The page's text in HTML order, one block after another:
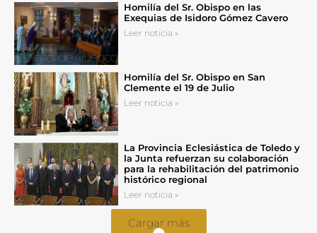
Homilía del Sr. Obispo en las
Exequias de Isidoro Gómez Cavero
Leer noticia »
Homilía del Sr. Obispo en San
Clemente el 19 de Julio
Leer noticia »
La Provincia Eclesiástica de Toledo y
la Junta refuerzan su colaboración
para la rehabilitación del patrimonio
histórico regional
Leer noticia »
Cargar más